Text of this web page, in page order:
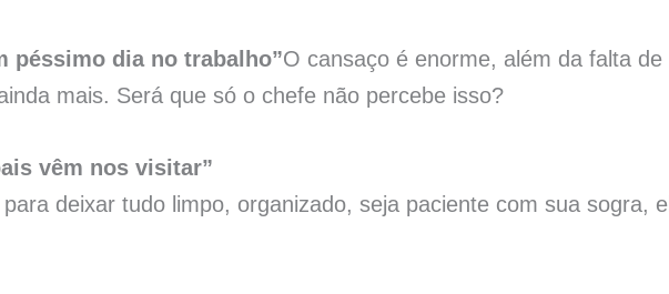
péssimo dia no trabalho”O cansaço é enorme, além da falta
mais. Será que só o chefe não percebe isso?
vêm nos visitar”
deixar tudo limpo, organizado, seja paciente com sua sogra,